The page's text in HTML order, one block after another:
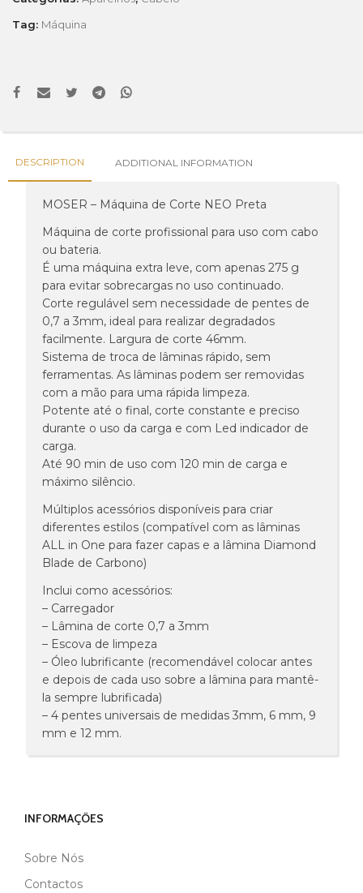
Tag: Máquina
DESCRIPTION ADDITIONAL INFORMATION
MOSER – Máquina de Corte NEO Preta
Máquina de corte profissional para uso com cabo
ou bateria.
É uma máquina extra leve, com apenas 275 g
para evitar sobrecargas no uso continuado.
Corte regulável sem necessidade de pentes de
0,7 a 3mm, ideal para realizar degradados
facilmente. Largura de corte 46mm.
Sistema de troca de lâminas rápido, sem
ferramentas. As lâminas podem ser removidas
com a mão para uma rápida limpeza.
Potente até o final, corte constante e preciso
durante o uso da carga e com Led indicador de
carga.
Até 90 min de uso com 120 min de carga e
máximo silêncio.
Múltiplos acessórios disponíveis para criar
diferentes estilos (compatível com as lâminas
ALL in One para fazer capas e a lâmina Diamond
Blade de Carbono)
Inclui como acessórios:
– Carregador
– Lâmina de corte 0,7 a 3mm
– Escova de limpeza
– Óleo lubrificante (recomendável colocar antes
e depois de cada uso sobre a lâmina para mantê-
la sempre lubrificada)
– 4 pentes universais de medidas 3mm, 6 mm, 9
mm e 12 mm.
INFORMAÇÕES
Sobre Nós
Contactos